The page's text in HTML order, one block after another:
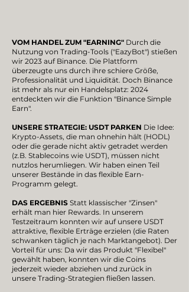
VOM HANDEL ZUM "EARNING" Durch die
Nutzung von Trading-Tools ("EazyBot") stießen
wir 2023 auf Binance. Die Plattform
überzeugte uns durch ihre schiere Größe,
Professionalität und Liquidität. Doch Binance
ist mehr als nur ein Handelsplatz: 2024
entdeckten wir die Funktion "Binance Simple
Earn".
UNSERE STRATEGIE: USDT PARKEN Die Idee:
Krypto-Assets, die man ohnehin hält (HODL)
oder die gerade nicht aktiv getradet werden
(z.B. Stablecoins wie USDT), müssen nicht
nutzlos herumliegen. Wir haben einen Teil
unserer Bestände in das flexible Earn-
Programm gelegt.
DAS ERGEBNIS Statt klassischer "Zinsen"
erhält man hier Rewards. In unserem
Testzeitraum konnten wir auf unsere USDT
attraktive, flexible Erträge erzielen (die Raten
schwanken täglich je nach Marktangebot). Der
Vorteil für uns: Da wir das Produkt "Flexibel"
gewählt haben, konnten wir die Coins
jederzeit wieder abziehen und zurück in
unsere Trading-Strategien fließen lassen.